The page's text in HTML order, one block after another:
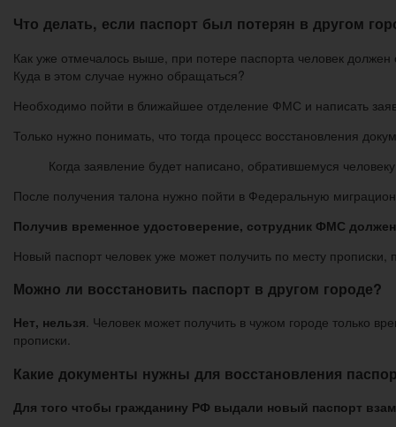
Что делать, если паспорт был потерян в другом
Как уже отмечалось выше, при потере паспорта человек
Куда в этом случае нужно обращаться?
Необходимо пойти в ближайшее отделение ФМС и написать
Только нужно понимать, что тогда процесс восстановления
Когда заявление будет написано, обратившемуся
После получения талона нужно пойти в Федеральную
Получив временное удостоверение, сотрудник ФМС
Новый паспорт человек уже может получить по месту
Можно ли восстановить паспорт в другом городе?
Нет, нельзя. Человек может получить в чужом городе только
прописки.
Какие документы нужны для восстановления
Для того чтобы гражданину РФ выдали новый паспорт